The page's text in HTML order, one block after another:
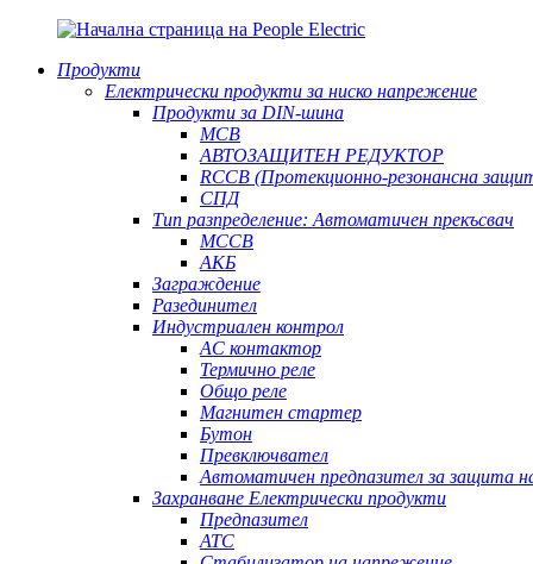
Продукти
Електрически продукти за ниско напрежение
Продукти за DIN-шина
MCB
АВТОЗАЩИТЕН РЕДУКТОР
RCCB (Протекционно-резонансна
СПД
Тип разпределение: Автоматичен прекъсвач
MCCB
АКБ
Заграждение
Разединител
Индустриален контрол
AC контактор
Термично реле
Общо реле
Магнитен стартер
Бутон
Превключвател
Автоматичен предпазител за защита
Захранване Електрически продукти
Предпазител
АТС